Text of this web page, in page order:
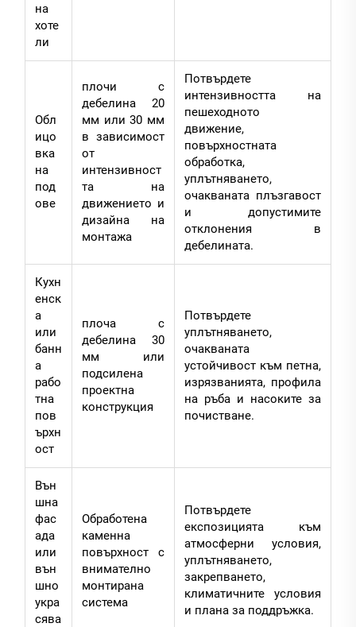
на
хоте
ли
Обл
ицо
вка
на
под
ове
плочи с
дебелина 20
мм или 30 мм
в зависимост
от
интензивност
та на
движението и
дизайна на
монтажа
Потвърдете
интензивността на
пешеходното
движение,
повърхностната
обработка,
уплътняването,
очакваната плъзгавост
и допустимите
отклонения в
дебелината.
Кухн
енск
а
или
банн
а
рабо
тна
пов
ърхн
ост
плоча с
дебелина 30
мм или
подсилена
проектна
конструкция
Потвърдете
уплътняването,
очакваната
устойчивост към петна,
изрязванията, профила
на ръба и насоките за
почистване.
Вън
шна
фас
ада
или
вън
шно
укра
сява
Обработена
каменна
повърхност с
внимателно
монтирана
система
Потвърдете
експозицията към
атмосферни условия,
уплътняването,
закрепването,
климатичните условия
и плана за поддръжка.